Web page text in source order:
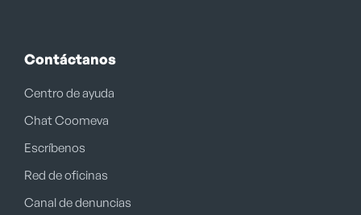
Contáctanos
Centro de ayuda
Chat Coomeva
Escríbenos
Red de oficinas
Canal de denuncias